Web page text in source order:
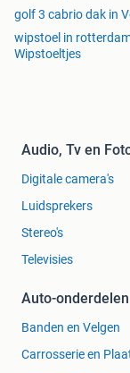
golf 3 cabrio dak in
wipstoel in
Wipstoeltjes
Audio, Tv en
Digitale camera's
Luidsprekers
Stereo's
Televisies
Auto-onderdelen
Banden en Velgen
Carrosserie en